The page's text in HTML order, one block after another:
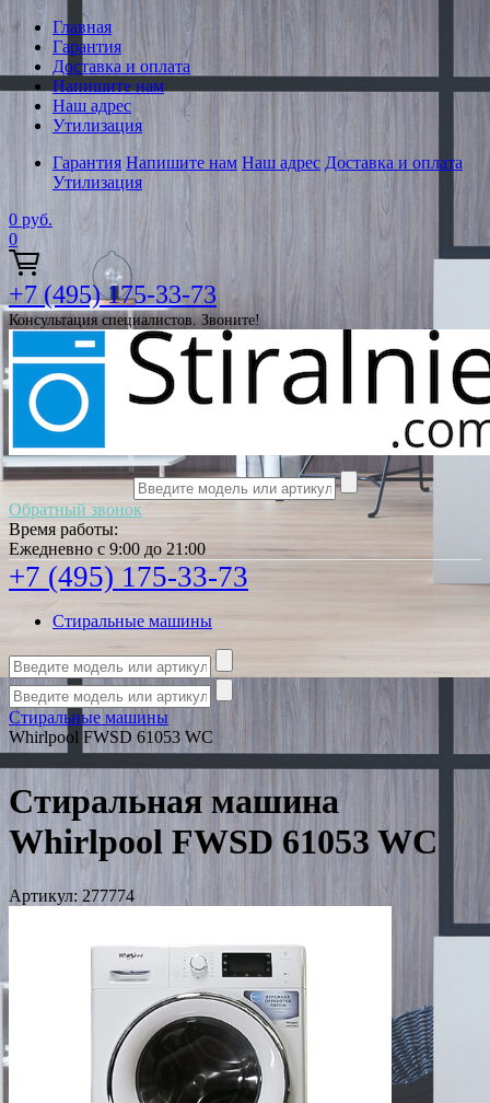
Главная
Гарантия
Доставка и оплата
Напишите нам
Наш адрес
Утилизация
Гарантия Напишите нам Наш адрес Доставка и оплата
Утилизация
0 руб.
0
+7 (495) 175-33-73
Консультация специалистов. Звоните!
Обратный звонок
Время работы:
Ежедневно с 9:00 до 21:00
+7 (495) 175-33-73
Стиральные машины
Стиральные машины
Whirlpool FWSD 61053 WC
Стиральная машина
Whirlpool FWSD 61053 WC
Артикул: 277774